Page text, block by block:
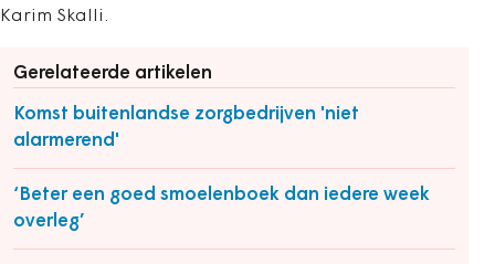
Karim Skalli.
Gerelateerde artikelen
Komst buitenlandse zorgbedrijven 'niet
alarmerend'
‘Beter een goed smoelenboek dan iedere week
overleg’